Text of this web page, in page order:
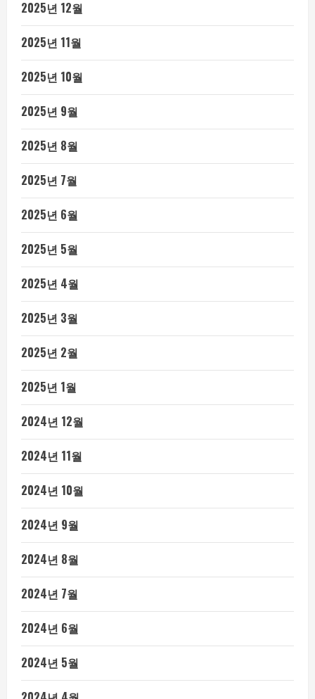
2025년 12월
2025년 11월
2025년 10월
2025년 9월
2025년 8월
2025년 7월
2025년 6월
2025년 5월
2025년 4월
2025년 3월
2025년 2월
2025년 1월
2024년 12월
2024년 11월
2024년 10월
2024년 9월
2024년 8월
2024년 7월
2024년 6월
2024년 5월